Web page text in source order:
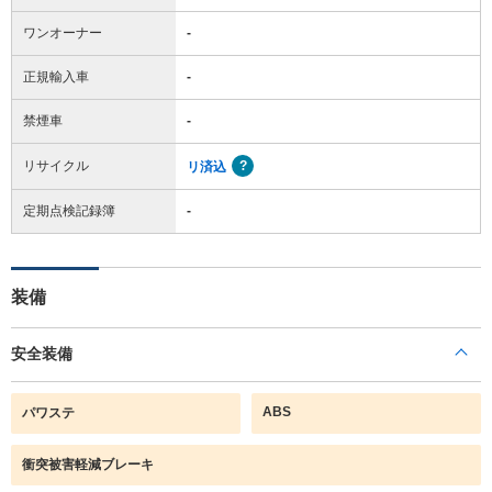
ワンオーナー -
正規輸入車 -
禁煙車 -
リサイクル リ済込
定期点検記録簿 -
装備
安全装備
パワステ ABS
衝突被害軽減ブレーキ